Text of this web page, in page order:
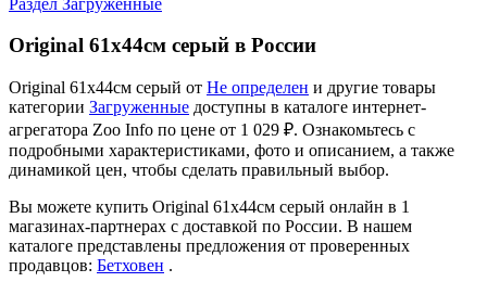
Original 61х44см серый в России
Original 61х44см серый от Не определен и другие товары
категории Загруженные доступны в каталоге интернет-
агрегатора Zoo Info по цене от 1 029 ₽. Ознакомьтесь с
подробными характеристиками, фото и описанием, а также
динамикой цен, чтобы сделать правильный выбор.
Вы можете купить Original 61х44см серый онлайн в 1
магазинах-партнерах с доставкой по России. В нашем
каталоге представлены предложения от проверенных
продавцов: Бетховен .